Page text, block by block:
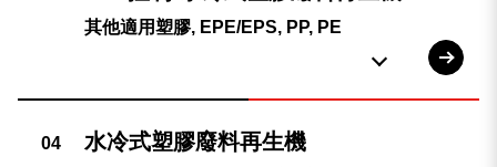
其他適用塑膠, EPE/EPS, PP, PE